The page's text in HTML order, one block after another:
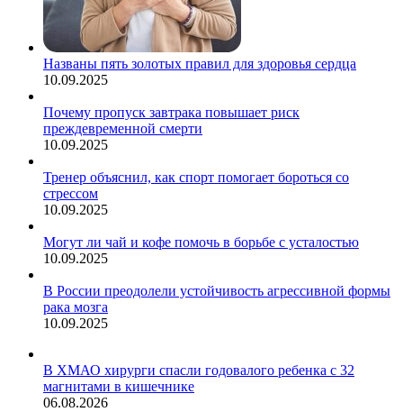
Названы пять золотых правил для здоровья сердца
10.09.2025
Почему пропуск завтрака повышает риск
преждевременной смерти
10.09.2025
Тренер объяснил, как спорт помогает бороться со
стрессом
10.09.2025
Могут ли чай и кофе помочь в борьбе с усталостью
10.09.2025
В России преодолели устойчивость агрессивной формы
рака мозга
10.09.2025
В ХМАО хирурги спасли годовалого ребенка с 32
магнитами в кишечнике
06.08.2026